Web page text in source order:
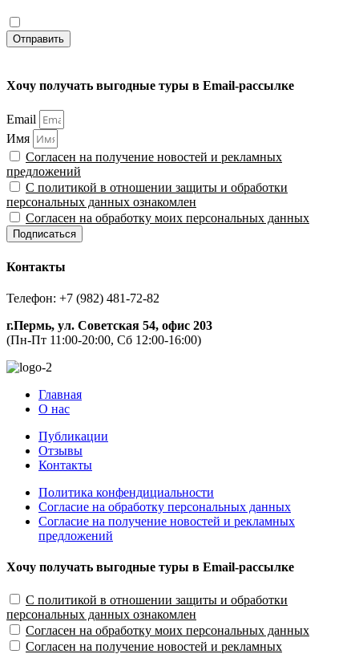
Отправить
Хочу получать выгодные туры в Email-рассылке
Email
Имя
Согласен на получение новостей и рекламных
предложений
С политикой в отношении защиты и обработки
персональных данных ознакомлен
Согласен на обработку моих персональных данных
Подписаться
Контакты
Телефон: +7 (982) 481-72-82
г.Пермь, ул. Советская 54, офис 203
(Пн-Пт 11:00-20:00, Сб 12:00-16:00)
Главная
О нас
Публикации
Отзывы
Контакты
Политика конфендициальности
Согласие на обработку персональных данных
Согласие на получение новостей и рекламных
предложений
Хочу получать выгодные туры в Email-рассылке
С политикой в отношении защиты и обработки
персональных данных ознакомлен
Согласен на обработку моих персональных данных
Согласен на получение новостей и рекламных